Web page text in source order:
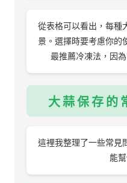
從表格可以看出，每種
景。選擇時要考慮你的
最推薦冷凍法，因
大蒜保存的
這裡我整理了一些常見
能